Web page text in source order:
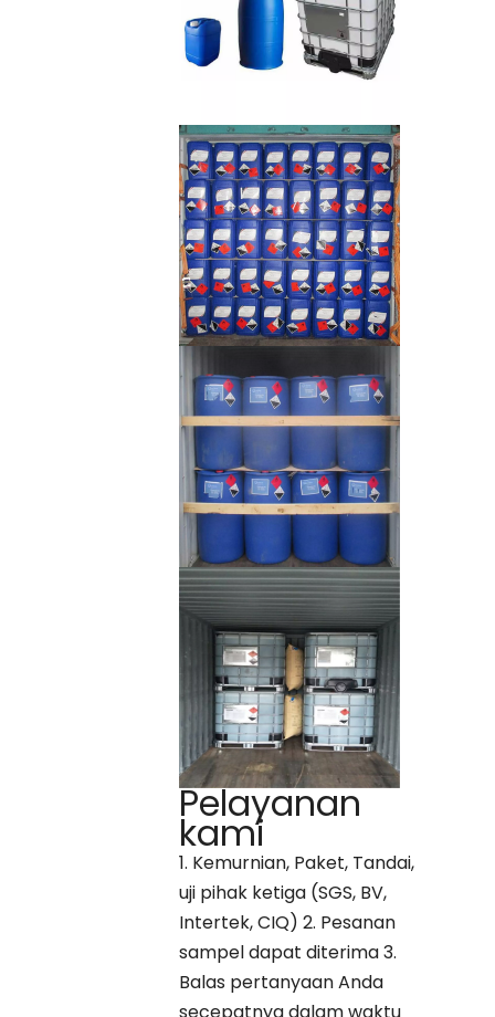
Pelayanan
kami
1. Kemurnian, Paket, Tandai,
uji pihak ketiga (SGS, BV,
Intertek, CIQ) 2. Pesanan
sampel dapat diterima 3.
Balas pertanyaan Anda